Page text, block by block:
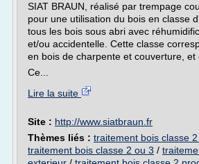
SIAT BRAUN, réalisé par trempage
pour une utilisation du bois en classe
tous les bois sous abri avec
et/ou accidentelle. Cette classe
en bois de charpente et couverture, et
Ce...
Lire la suite
Site : http://www.siatbraun.fr
Thèmes liés : traitement bois classe
traitement bois classe 2 ou 3 /